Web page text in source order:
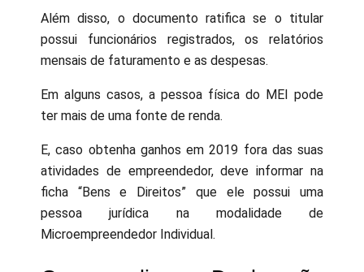
Além disso, o documento ratifica se o titular
possui funcionários registrados, os relatórios
mensais de faturamento e as despesas.
Em alguns casos, a pessoa física do MEI pode
ter mais de uma fonte de renda.
E, caso obtenha ganhos em 2019 fora das suas
atividades de empreendedor, deve informar na
ficha “Bens e Direitos” que ele possui uma
pessoa jurídica na modalidade de
Microempreendedor Individual.